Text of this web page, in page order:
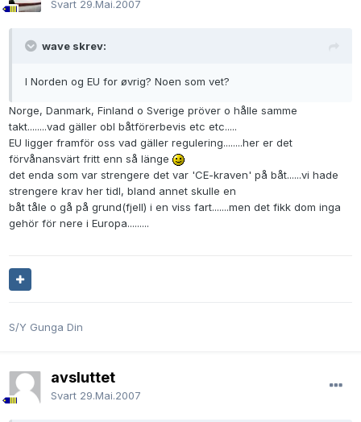
Svart 29.Mai.2007
wave skrev:
I Norden og EU for øvrig? Noen som vet?
Norge, Danmark, Finland o Sverige pröver o hålle samme
takt........vad gäller obl båtförerbevis etc etc.....
EU ligger framför oss vad gäller regulering........her er det
förvånansvärt fritt enn så länge
det enda som var strengere det var 'CE-kraven' på båt......vi hade
strengere krav her tidl, bland annet skulle en
båt tåle o gå på grund(fjell) i en viss fart.......men det fikk dom inga
gehör för nere i Europa.........
S/Y Gunga Din
avsluttet
Svart 29.Mai.2007